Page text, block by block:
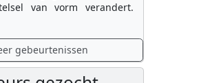
van vorm verandert.
gebeurtenissen